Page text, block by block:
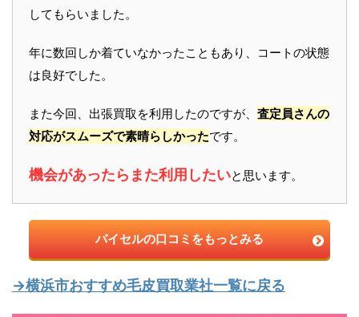
してもらいました。
年に数回しか着ていなかったこともあり、コートの状態
は良好でした。
また今回、出張買取を利用したのですが、 査定員さんの
対応がスムーズで素晴らしかったです。
機会があったらまた利用したいと思います。
バイセルの口コミをもっとみる
→横浜市おすすめ毛皮買取業社一覧に戻る